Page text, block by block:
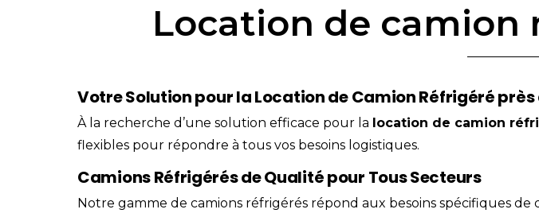
Location de camion
Votre Solution pour la Location de Camion Réfrigéré près
À la recherche d’une solution efficace pour la location de camion
flexibles pour répondre à tous vos besoins logistiques.
Camions Réfrigérés de Qualité pour Tous Secteurs
Notre gamme de camions réfrigérés répond aux besoins spécifiques de